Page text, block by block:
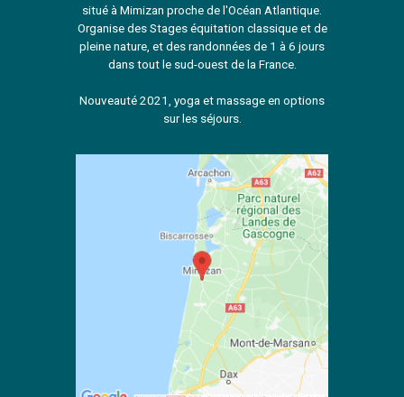
situé à Mimizan proche de l'Océan Atlantique.
Organise des Stages équitation classique et de
pleine nature, et des randonnées de 1 à 6 jours
dans tout le sud-ouest de la France.
Nouveauté 2021, yoga et massage en options
sur les séjours.